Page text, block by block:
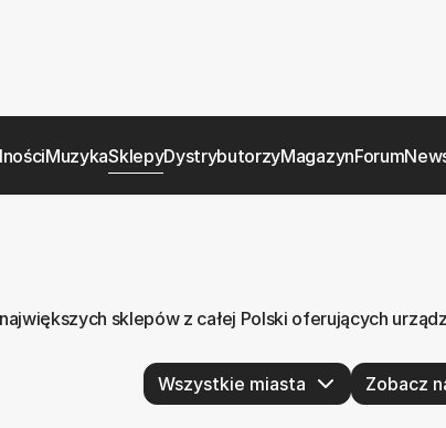
MuzykaSklepyDystrybutorzyMagazynForum
sklepów z całej Polski oferujących
Zobacz